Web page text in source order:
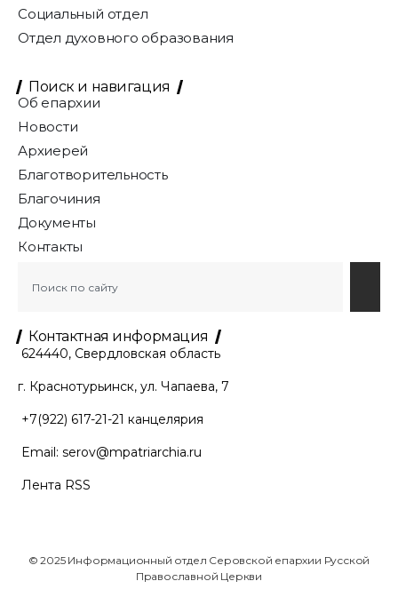
Социальный отдел
Отдел духовного образования
Поиск и навигация
Об епархии
Новости
Архиерей
Благотворительность
Благочиния
Документы
Контакты
Контактная информация
624440, Свердловская область
г. Краснотурьинск, ул. Чапаева, 7
+7(922) 617-21-21 канцелярия
Email: serov@mpatriarchia.ru
Лента RSS
© 2025 Информационный отдел Серовской епархии Русской
Православной Церкви